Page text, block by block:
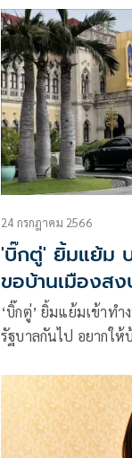
ยั่งยืน
24 กรกฎาคม 2566
'บิ๊กตู่' ยิ้มแย้ม บ
ขอบ้านเมืองส
‘บิ๊กตู่’ ยิ้มแย้มเข้าทำ
รัฐบาลกันไป อยากให้